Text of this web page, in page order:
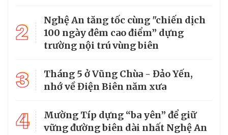
2
Nghệ An tăng tốc cùng "chiến dịch
100 ngày đêm cao điểm” dựng
trường nội trú vùng biên
3
Tháng 5 ở Vũng Chùa - Đảo Yến,
nhớ về Điện Biên năm xưa
4
Mường Típ dựng “ba yên” để giữ
vững đường biên dài nhất Nghệ An